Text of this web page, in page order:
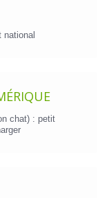
national
chat) : petit